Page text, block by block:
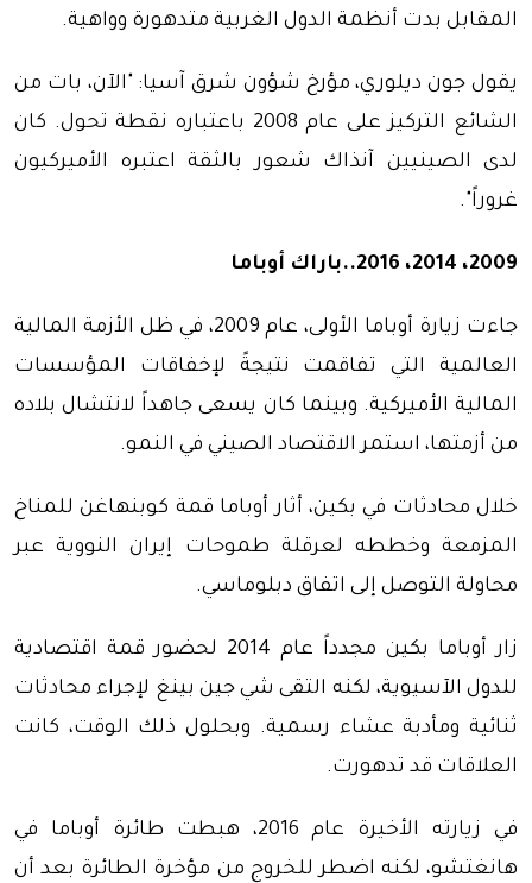
المقابل بدت أنظمة الدول الغربية متدهورة وواهية.
يقول جون ديلوري، مؤرخ شؤون شرق آسيا: "الآن، بات من
الشائع التركيز على عام 2008 باعتباره نقطة تحول. كان
لدى الصينيين آنذاك شعور بالثقة اعتبره الأميركيون
غروراً".
2009، 2014، 2016..باراك أوباما
جاءت زيارة أوباما الأولى، عام 2009، في ظل الأزمة المالية
العالمية التي تفاقمت نتيجةً لإخفاقات المؤسسات
المالية الأميركية. وبينما كان يسعى جاهداً لانتشال بلاده
من أزمتها، استمر الاقتصاد الصيني في النمو.
خلال محادثات في بكين، أثار أوباما قمة كوبنهاغن للمناخ
المزمعة وخططه لعرقلة طموحات إيران النووية عبر
محاولة التوصل إلى اتفاق دبلوماسي.
زار أوباما بكين مجدداً عام 2014 لحضور قمة اقتصادية
للدول الآسيوية، لكنه التقى شي جين بينغ لإجراء محادثات
ثنائية ومأدبة عشاء رسمية. وبحلول ذلك الوقت، كانت
العلاقات قد تدهورت.
في زيارته الأخيرة عام 2016، هبطت طائرة أوباما في
هانغتشو، لكنه اضطر للخروج من مؤخرة الطائرة بعد أن